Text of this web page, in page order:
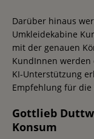
Darüber hinaus
Umkleidekabine
mit der genauen
KundInnen
KI-Unterstützung
Empfehlung für die
Gottlieb
Konsum